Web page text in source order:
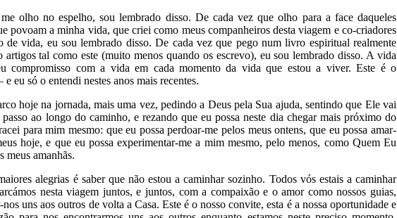
olho no espelho, sou lembrado disso. De cada vez que olho para a face daqueles
povoam a minha vida, que criei como meus companheiros desta viagem e co-criadores
de vida, eu sou lembrado disso. De cada vez que pego num livro espiritual realmente
artigos tal como este (muito menos quando os escrevo), eu sou lembrado disso. A vida
compromisso com a vida em cada momento da vida que estou a viver. Este é o
eu só o entendi nestes anos mais recentes.
hoje na jornada, mais uma vez, pedindo a Deus pela Sua ajuda, sentindo que Ele vai
ao longo do caminho, e rezando que eu possa neste dia chegar mais próximo do
para mim mesmo: que eu possa perdoar-me pelos meus ontens, que eu possa amar-
hoje, e que eu possa experimentar-me a mim mesmo, pelo menos, como Quem Eu
meus amanhãs.
alegrias é saber que não estou a caminhar sozinho. Todos vós estais a caminhar
nesta viagem juntos, e juntos, com a compaixão e o amor como nossos guias,
uns aos outros de volta a Casa. Este é o nosso convite, esta é a nossa oportunidade e